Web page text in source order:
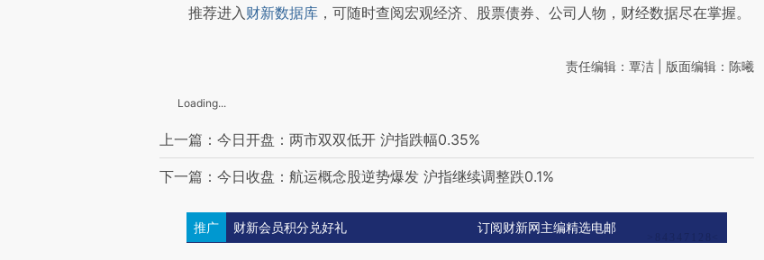
推荐进入财新数据库 ，可随时查阅宏观经济、股票债券、公司人物，财经数据尽在掌握。
责任编辑：覃洁 | 版面编辑：陈曦
Loading...
上一篇：今日开盘：两市双双低开 沪指跌幅0.35%
下一篇：今日收盘：航运概念股逆势爆发 沪指继续调整跌0.1%
推广 财新会员积分兑好礼 订阅财新网主编精选电邮